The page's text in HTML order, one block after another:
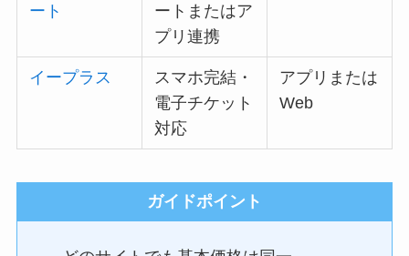
ート
ートまたはア
プリ連携
イープラス
スマホ完結・
電子チケット
対応
アプリまたは
Web
ガイドポイント